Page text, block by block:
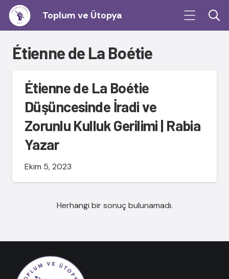
Toplum ve Ütopya
Étienne de La Boétie
Étienne de La Boétie
Düşüncesinde İradi ve
Zorunlu Kulluk Gerilimi | Rabia
Yazar
Ekim 5, 2023
Herhangi bir sonuç bulunamadı.